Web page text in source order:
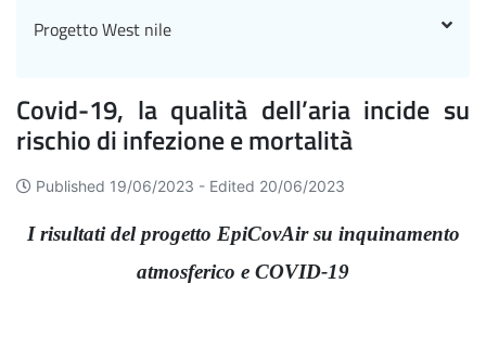
Covid-19, la qualità dell’aria incide su
rischio di infezione e mortalità
Published 19/06/2023 - Edited 20/06/2023
I risultati del progetto EpiCovAir su inquinamento
atmosferico e COVID-19
Progetto West nile